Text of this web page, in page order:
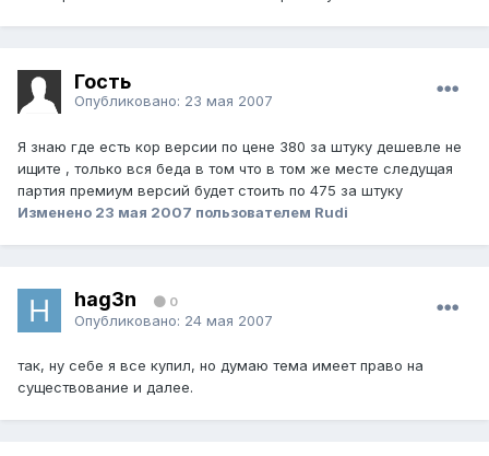
Гость
Опубликовано: 23 мая 2007
Я знаю где есть кор версии по цене 380 за штуку дешевле не
ищите , только вся беда в том что в том же месте следущая
партия премиум версий будет стоить по 475 за штуку
Изменено 23 мая 2007 пользователем Rudi
hag3n 0
Опубликовано: 24 мая 2007
так, ну себе я все купил, но думаю тема имеет право на
существование и далее.